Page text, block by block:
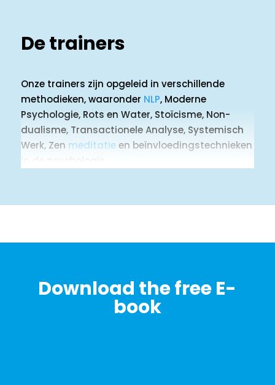
groepsdruk
De trainers
Onze trainers zijn opgeleid in verschillende
methodieken, waaronder NLP, Moderne
Psychologie, Rots en Water, Stoïcisme, Non-
dualisme, Transactionele Analyse, Systemisch
Werk, Zen meditatieen beïnvloedingstechnieken
in de psychologie.
Download the free E-
book